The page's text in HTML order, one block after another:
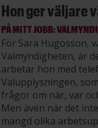
Hon ger väljare
PÅ MITT JOBB:
För Sara Hugosson,
Valmyndigheten, är
arbetar hon med
Valupplysningen,
frågor om när, var
Men även när det
mängd olika